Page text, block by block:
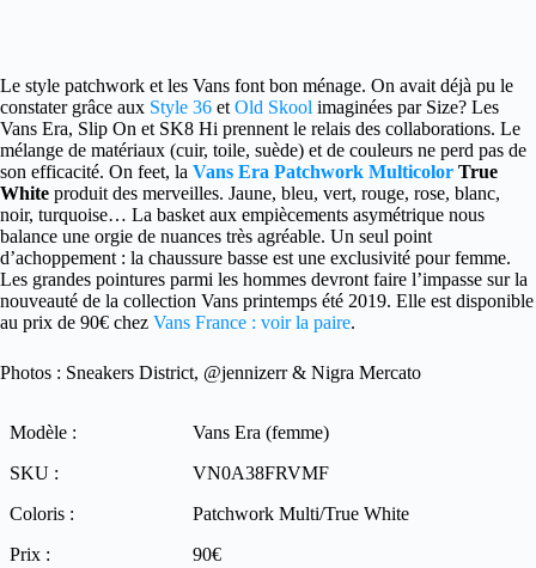
Le style patchwork et les Vans font bon ménage. On avait déjà pu le
constater grâce aux Style 36 et Old Skool imaginées par Size? Les
Vans Era, Slip On et SK8 Hi prennent le relais des collaborations. Le
mélange de matériaux (cuir, toile, suède) et de couleurs ne perd pas de
son efficacité. On feet, la Vans Era Patchwork Multicolor True
White produit des merveilles. Jaune, bleu, vert, rouge, rose, blanc,
noir, turquoise… La basket aux empiècements asymétrique nous
balance une orgie de nuances très agréable. Un seul point
d’achoppement : la chaussure basse est une exclusivité pour femme.
Les grandes pointures parmi les hommes devront faire l’impasse sur la
nouveauté de la collection Vans printemps été 2019. Elle est disponible
au prix de 90€ chez Vans France : voir la paire.
Photos : Sneakers District, @jennizerr & Nigra Mercato
Modèle :
Vans Era (femme)
SKU :
VN0A38FRVMF
Coloris :
Patchwork Multi/True White
Prix :
90€